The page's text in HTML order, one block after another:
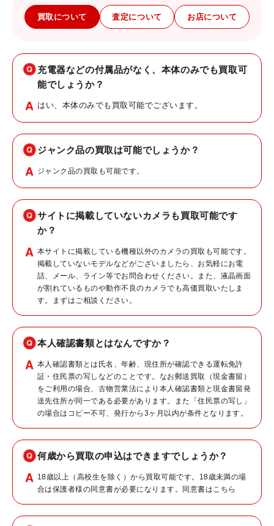
買取について 査定について お店について
充電器などの付属品がなく、本体のみでも買取可
能でしょうか？
はい、本体のみでも買取可能でございます。
ジャンク品の買取は可能でしょうか？
ジャンク品の買取も可能です。
サイトに掲載していないカメラも買取可能です
か？
本サイトに掲載している機種以外のカメラの買取も可能です。
掲載していないモデルなどがございましたら、お気軽にお電
話、メール、ライン等でお問合わせください。また、液晶画面
が割れているものや動作不良のカメラでも高価買取いたしま
す。まずはご相談ください。
本人確認書類とはなんですか？
本人確認書類とは氏名、年齢、現住所が確認できる運転免許
証・住民票の写しなどのことです。なお郵送買取（現金書留）
をご利用の場合、古物営業法により本人確認書類と現金書留発
送先住所が同一である必要があります。また「住民票の写し」
の場合はコピー不可、発行から3ヶ月以内が条件となります。
何歳から買取の申込はできますでしょうか？
18歳以上（高校生を除く）から買取可能です。18歳未満の場
合は保護者様の同意書が必要になります。同意書はこちら